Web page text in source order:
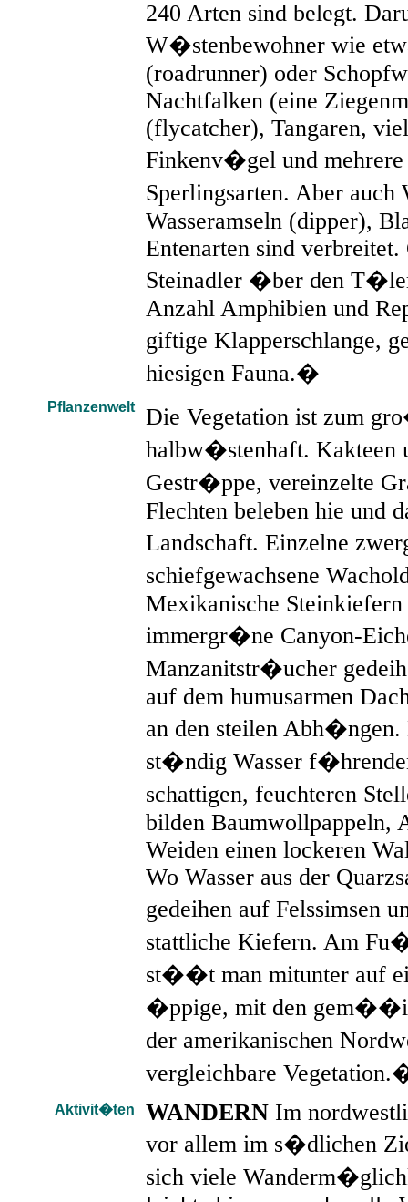
240 Arten sind belegt.
W�stenbewohner wie
(roadrunner) oder
Nachtfalken (eine
(flycatcher), Tangaren,
Finkenv�gel und
Sperlingsarten. Aber
Wasseramseln (dipper),
Entenarten sind
Steinadler �ber den
Anzahl Amphibien und
giftige Klapperschlange,
hiesigen Fauna.�
Pflanzenwelt
Die Vegetation ist zum
halbw�stenhaft. Kakteen
Gestr�ppe, vereinzelte
Flechten beleben hie und
Landschaft. Einzelne
schiefgewachsene
Mexikanische
immergr�ne Canyon-
Manzanitstr�ucher
auf dem humusarmen
an den steilen Abh�ngen.
st�ndig Wasser
schattigen, feuchteren
bilden Baumwollpappeln,
Weiden einen lockeren
Wo Wasser aus der
gedeihen auf Felssimsen
stattliche Kiefern. Am
st��t man mitunter auf
�ppige, mit den
der amerikanischen
vergleichbare
Aktivit�ten WANDERN Im
vor allem im s�dlichen
sich viele